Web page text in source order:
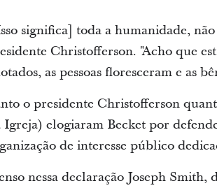
significa] toda a humanidade,
Christofferson. "Acho que
as pessoas floresceram e as
o presidente Christofferson
Igreja) elogiaram Becket por
de interesse público
nessa declaração Joseph